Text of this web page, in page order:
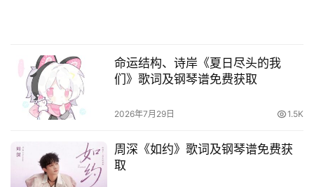
命运结构、诗岸《夏日尽头的我
们》歌词及钢琴谱免费获取
2026年7月29日 1.5K
周深《如约》歌词及钢琴谱免费获
取